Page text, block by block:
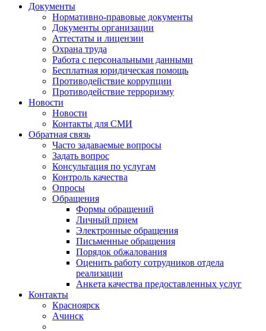
Документы
Нормативно-правовые документы
Документы организации
Аттестаты и лицензии
Охрана труда
Работа с персональными данными
Бесплатная юридическая помощь
Противодействие коррупции
Противодействие терроризму
Новости
Новости
Контакты для СМИ
Обратная связь
Часто задаваемые вопросы
Задать вопрос
Консультация по услугам
Контроль качества
Опросы
Обращения
Формы обращений
Личный прием
Электронные обращения
Письменные обращения
Порядок обжалования
Оценить работу сотрудников отдела
реализации
Анкета качества предоставленных услуг
Контакты
Красноярск
Ачинск